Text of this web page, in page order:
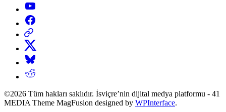
YouTube
Facebook
Threads
X
Bluesky
Reddit
©2026 Tüm hakları saklıdır. İsviçre’nin dijital medya platformu - 41
MEDIA Theme MagFusion designed by WPInterface.